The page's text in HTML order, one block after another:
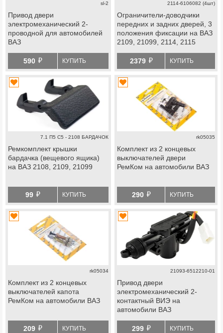
sl-2
Привод двери
электромеханический 2-
проводной для автомобилей
ВАЗ
590 й КУПИТЬ
2114-6106082 (4шт)
Ограничители-доводчики
передних и задних дверей, 3
положения фиксации на ВАЗ
2109, 21099, 2114, 2115
2379 й КУПИТЬ
7.1 П5 С5 - 2108 БАРДАЧОК
Ремкомплект крышки
бардачка (вещевого ящика)
на ВАЗ 2108, 2109, 21099
99 й КУПИТЬ
rk05035
Комплект из 2 концевых
выключателей двери
РемКом на автомобили ВАЗ
290 й КУПИТЬ
rk05034
Комплект из 2 концевых
выключателей капота
РемКом на автомобили ВАЗ
209 й КУПИТЬ
21093-6512210-01
Привод двери
электромеханический 2-
контактный ВИЭ на
автомобили ВАЗ
299 й КУПИТЬ